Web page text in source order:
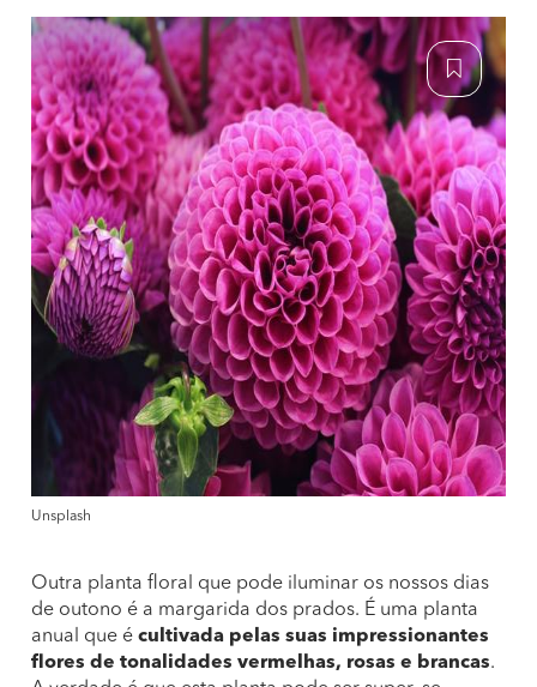
Unsplash
Outra planta floral que pode iluminar os nossos dias
de outono é a margarida dos prados. É uma planta
anual que é cultivada pelas suas impressionantes
flores de tonalidades vermelhas, rosas e brancas.